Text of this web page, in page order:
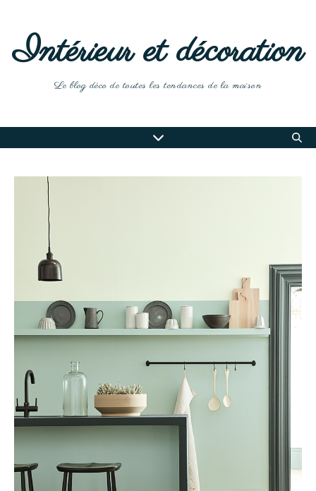
Intérieur et décoration
Le blog déco de toutes les tendances de la maison